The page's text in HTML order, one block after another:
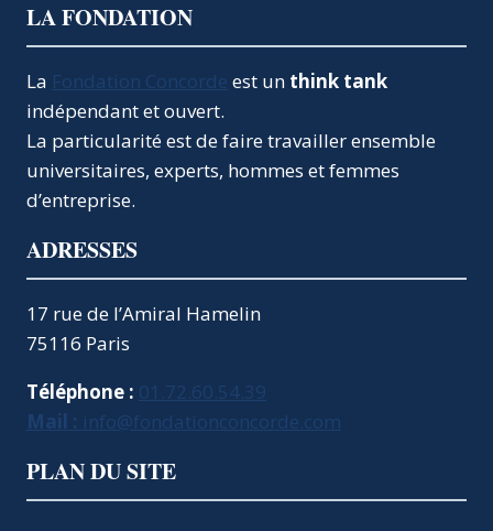
LA FONDATION
La Fondation Concorde est un think tank
indépendant et ouvert.
La particularité est de faire travailler ensemble
universitaires, experts, hommes et femmes
d’entreprise.
ADRESSES
17 rue de l’Amiral Hamelin
75116 Paris
Téléphone : 01.72.60.54.39
Mail : info@fondationconcorde.com
PLAN DU SITE